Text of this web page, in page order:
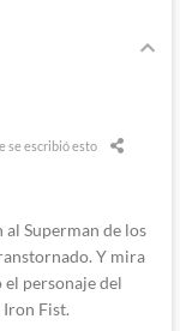
se escribió esto
Superman de los
Y mira
personaje del
Fist.